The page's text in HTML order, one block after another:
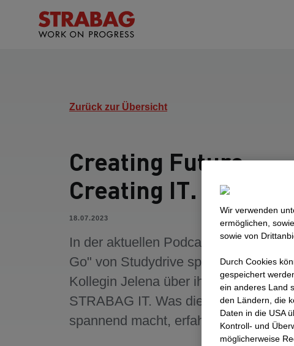
Zurück zur Übersicht
Creating Future.
Creating IT.
18.07.2023
In der aktuellen Podcastfolge "Career
Go" von Studydrive spricht unsere
Kollegin Jelena über ihre Arbeit in der
STRABAG IT. Was diese für sie so
spannend macht, erfahrt ihr hier.
Wir verwenden
ermöglichen,
sowie von
Durch Cookies
gespeichert
ein anderes Land
den Ländern, die
Daten in die USA
Kontroll- und
möglicherweise